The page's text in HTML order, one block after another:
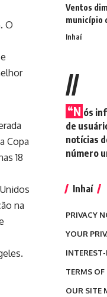
O
Copa
18
na
Ventos
município
Inhaí
//
“N ós
de
notícias
número
Inhaí
PRIVACY
YOUR
TERMS OF
OUR SITE